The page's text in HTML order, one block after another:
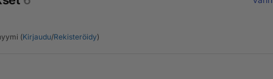
(Kirjaudu/Rekisteröidy)